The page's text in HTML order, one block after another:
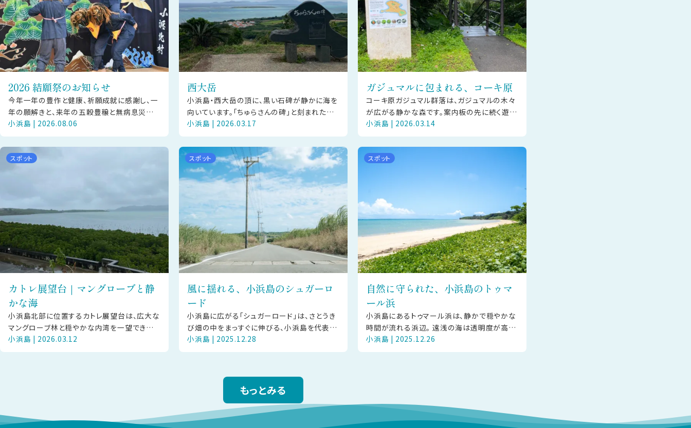
2026 結願祭のお知らせ
今年一年の豊作と健康、祈願成就に感謝し、一
年の願解きと、来年の五穀豊穣と無病息災を
祈願する「結願祭」の奉納芸能が、2026年11月
22日（日）に小浜島にて披露さ
小浜島 | 2026.08.06
西大岳
小浜島・西大岳の頂に、黒い石碑が静かに海を
向いています。「ちゅらさんの碑」と刻まれたそ
の碑は、NHK連続テレビ小説「ちゅらさん」のゆ
かりをいまに伝えるものです。
小浜島 | 2026.03.17
ガジュマルに包まれる、コーキ原
コーキ原ガジュマル群落は、ガジュマルの木々
が広がる静かな森です。案内板の先に続く遊歩
道を進むと、大きく枝を広げた木々が頭上を覆
い、やわらかな木陰の空間が広がりま
小浜島 | 2026.03.14
スポット
カトレ展望台｜マングローブと静
かな海
小浜島北部に位置するカトレ展望台は、広大な
マングローブ林と穏やかな内湾を一望できるス
ポットです。曇り空の日でも、深い緑と海のグラ
デーションが静かな美しさを見せて
小浜島 | 2026.03.12
スポット
風に揺れる、小浜島のシュガーロ
ード
小浜島に広がる「シュガーロード」は、さとうき
び畑の中をまっすぐに伸びる、小浜島を代表す
る風景のひとつ。 青い空へと続く一本道と、両
側に広がるさとうきび畑が、島ら
小浜島 | 2025.12.28
スポット
自然に守られた、小浜島のトゥマ
ール浜
小浜島にあるトゥマール浜は、静かで穏やかな
時間が流れる浜辺。 遠浅の海は透明度が高く、
晴れた日には空の青と溶け合うような、美しい
グラデーションを見せてくれます。
小浜島 | 2025.12.26
もっとみる